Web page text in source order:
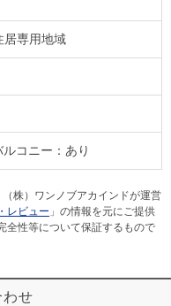
居専用地域
コニー：あり
（株）ワンノブアカインドが運営
レビュー 」の情報を元にご提供
全性等について保証するもので
わせ